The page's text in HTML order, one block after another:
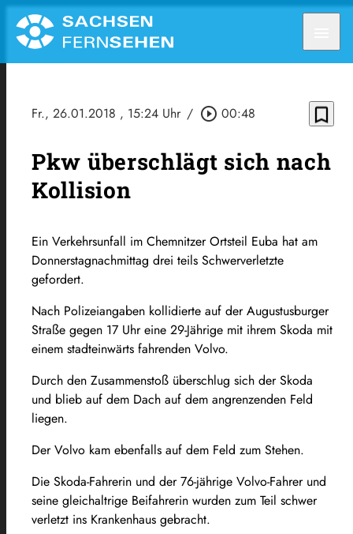
Fr., 26.01.2018 , 15:24 Uhr / play_circle_outline 00:48 bookmark_border
Pkw überschlägt sich nach
Kollision
Ein Verkehrsunfall im Chemnitzer Ortsteil Euba hat am
Donnerstagnachmittag drei teils Schwerverletzte
gefordert.
Nach Polizeiangaben kollidierte auf der Augustusburger
Straße gegen 17 Uhr eine 29-Jährige mit ihrem Skoda mit
einem stadteinwärts fahrenden Volvo.
Durch den Zusammenstoß überschlug sich der Skoda
und blieb auf dem Dach auf dem angrenzenden Feld
liegen.
Der Volvo kam ebenfalls auf dem Feld zum Stehen.
Die Skoda-Fahrerin und der 76-jährige Volvo-Fahrer und
seine gleichaltrige Beifahrerin wurden zum Teil schwer
verletzt ins Krankenhaus gebracht.